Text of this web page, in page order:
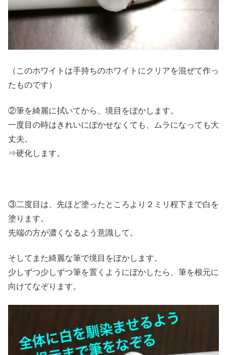
（このホワイトは手持ちのホワイトにクリアを混ぜて作っ
たものです）
②筆を綺麗に拭いてから、境目をぼかします。
一度目の時はきれいにぼかせなくても、ムラになっても大
丈夫。
⇒硬化します。
③二度目は、先ほど塗ったところより２ミリ程下まで白を
塗ります。
先端の方が濃くなるよう意識して。
そしてまた綺麗な筆で境目をぼかします。
少しずつ少しずつ筆を置くようにぼかしたら、筆を根元に
向けてなぞります。